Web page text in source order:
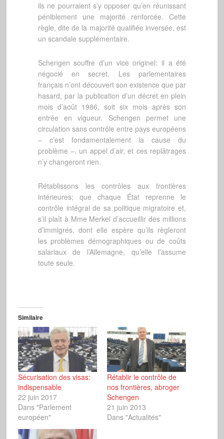
ils ne pourraient s’y opposer qu’en réunissant
péniblement une majorité renforcée. Cette
règle, dite de la majorité qualifiée inversée, est
un scandale supplémentaire.
Schengen souffre d’un vice originel: il a été
négocié en secret. Les parlementaires
français n’ont découvert son existence que par
hasard, par la publication d’un décret en plein
mois d’août 1986, soit six mois après son
entrée en vigueur. Schengen permet une
circulation sans contrôle entre pays européens
– c’est fondamentalement la cause du
problème –, un appel d’air, et ces replâtrages
n’y changeront rien.
Rétablissons les contrôles aux frontières
intérieures; que chaque État reprenne le
contrôle intégral de sa politique migratoire et,
s’il plaît à Mme Merkel d’accueillir des millions
d’immigrés, dont elle espère qu’ils règleront
les problèmes démographiques ou de coûts
salariaux de l’Allemagne, qu’elle l’assume
toute seule.
Similaire
Sécurisation des visas:
indispensable
22 juin 2017
Dans "Parlement
européen"
Rétablir le contrôle de
nos frontières, abroger
Schengen
21 juin 2013
Dans "Actualités"